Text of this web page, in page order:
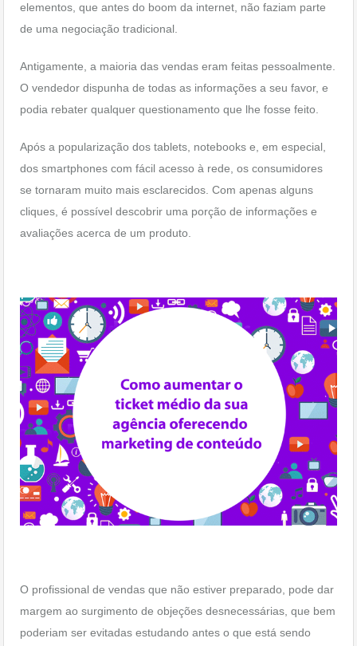
elementos, que antes do boom da internet, não faziam parte
de uma negociação tradicional.
Antigamente, a maioria das vendas eram feitas pessoalmente.
O vendedor dispunha de todas as informações a seu favor, e
podia rebater qualquer questionamento que lhe fosse feito.
Após a popularização dos tablets, notebooks e, em especial,
dos smartphones com fácil acesso à rede, os consumidores
se tornaram muito mais esclarecidos. Com apenas alguns
cliques, é possível descobrir uma porção de informações e
avaliações acerca de um produto.
O profissional de vendas que não estiver preparado, pode dar
margem ao surgimento de objeções desnecessárias, que bem
poderiam ser evitadas estudando antes o que está sendo